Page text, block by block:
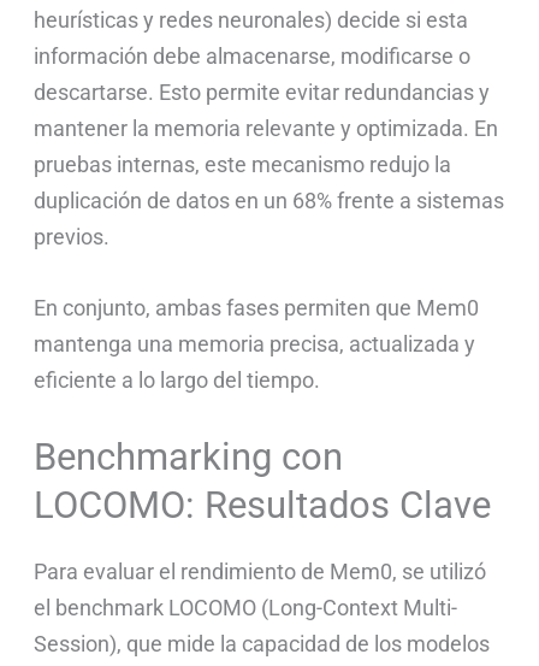
heurísticas y redes neuronales) decide si esta
información debe almacenarse, modificarse o
descartarse. Esto permite evitar redundancias y
mantener la memoria relevante y optimizada. En
pruebas internas, este mecanismo redujo la
duplicación de datos en un 68% frente a sistemas
previos.
En conjunto, ambas fases permiten que Mem0
mantenga una memoria precisa, actualizada y
eficiente a lo largo del tiempo.
Benchmarking con
LOCOMO: Resultados Clave
Para evaluar el rendimiento de Mem0, se utilizó
el benchmark LOCOMO (Long-Context Multi-
Session), que mide la capacidad de los modelos